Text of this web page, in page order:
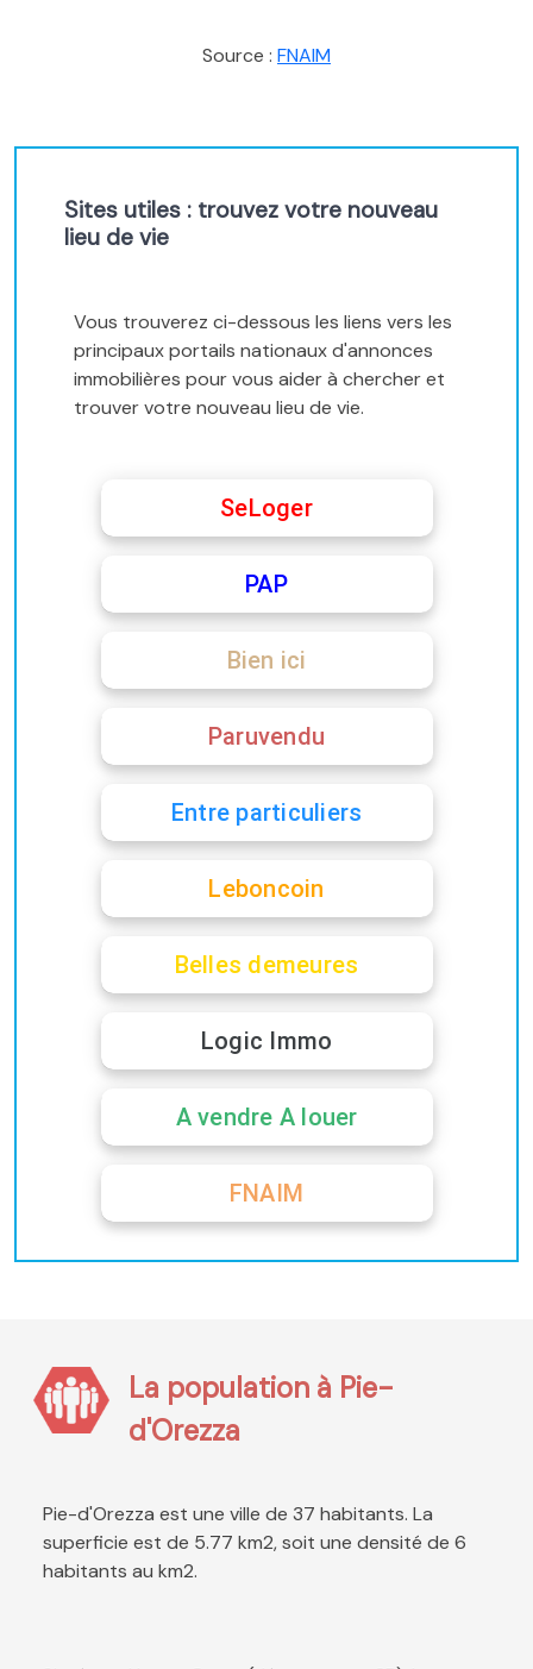
Source : FNAIM
Sites utiles : trouvez votre nouveau
lieu de vie
Vous trouverez ci-dessous les liens vers les
principaux portails nationaux d'annonces
immobilières pour vous aider à chercher et
trouver votre nouveau lieu de vie.
SeLoger
PAP
Bien ici
Paruvendu
Entre particuliers
Leboncoin
Belles demeures
Logic Immo
A vendre A louer
FNAIM
La population à Pie-
d'Orezza
Pie-d'Orezza est une ville de 37 habitants. La
superficie est de 5.77 km2, soit une densité de 6
habitants au km2.